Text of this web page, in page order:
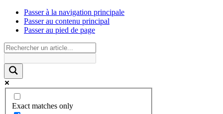
Passer à la navigation principale
Passer au contenu principal
Passer au pied de page
Exact matches only